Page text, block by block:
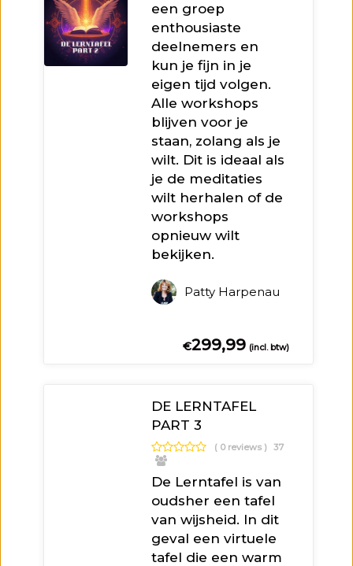
een groep
enthousiaste
deelnemers en
kun je fijn in je
eigen tijd volgen.
Alle workshops
blijven voor je
staan, zolang als je
wilt. Dit is ideaal als
je de meditaties
wilt herhalen of de
workshops
opnieuw wilt
bekijken.
Patty Harpenau
€299,99 (incl. btw)
DE LERNTAFEL
PART 3
( 0 reviews ) 37
De Lerntafel is van
oudsher een tafel
van wijsheid. In dit
geval een virtuele
tafel die een warm